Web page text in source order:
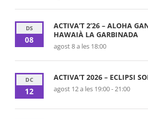
DS
08
ACTIVA’T 2’26 – ALOHA
HAWAIÀ LA GARBINADA
agost 8 a les 18:00
DC
12
ACTIVA’T 2026 – ECLIPSI
agost 12 a les 19:00-21:00